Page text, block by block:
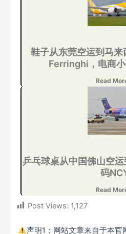
鞋子从东莞空运到马
Ferringhi，电商
Read
乒乓球桌从中国佛山空
码
Read
Post Views: 1,127
声明1：网站文章来自于本官